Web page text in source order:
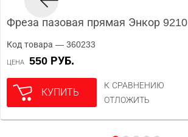
Фреза пазовая прямая Энкор 9210
Код товара — 360233
ЦЕНА 550 РУБ.
КУПИТЬ
К СРАВНЕНИЮ
ОТЛОЖИТЬ